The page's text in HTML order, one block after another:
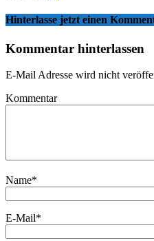
Hinterlasse jetzt einen
Kommentar hinterlassen
E-Mail Adresse wird nicht
Kommentar
Name*
E-Mail*